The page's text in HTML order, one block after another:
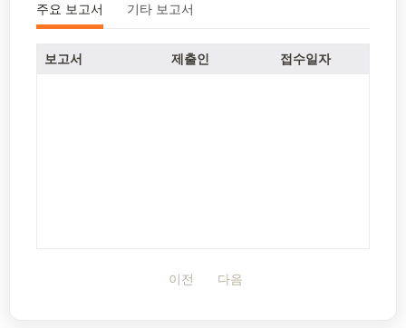
주요 보고서 기타 보고서
보고서 제출인 접수일자
이전 다음